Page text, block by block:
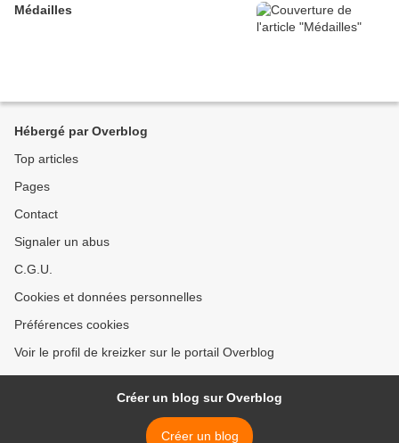
Médailles
Hébergé par Overblog
Top articles
Pages
Contact
Signaler un abus
C.G.U.
Cookies et données personnelles
Préférences cookies
Voir le profil de kreizker sur le portail Overblog
Créer un blog sur Overblog
Créer un blog